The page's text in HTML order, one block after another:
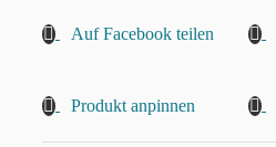
Auf Facebook teilen
Produkt anpinnen